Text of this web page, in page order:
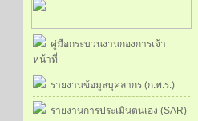
คู่มือกระบวนงานกองการเจ้า
หน้าที่
รายงานข้อมูลบุคลากร (ก.พ.ร.)
รายงานการประเมินตนเอง (SAR)